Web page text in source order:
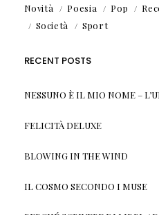
Novità
Poesia Pop
Società
Sport
RECENT POSTS
NESSUNO È IL MIO NOME –
FELICITÀ DELUXE
BLOWING IN THE WIND
IL COSMO SECONDO I MUSE